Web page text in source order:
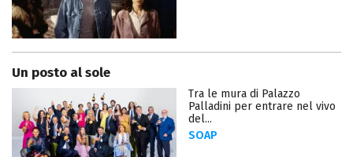
Un posto al sole
Tra le mura di Palazzo
Palladini per entrare nel vivo
del...
SOAP